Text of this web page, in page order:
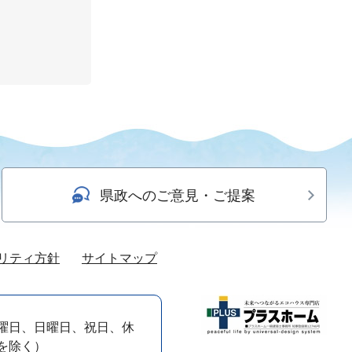
県政へのご意見・ご提案
ティ方針 サイトマップ
日、日曜日、祝日、休
除く）